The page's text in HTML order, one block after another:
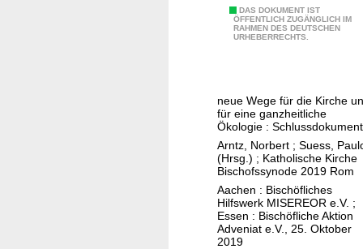
DAS DOKUMENT IST
ÖFFENTLICH ZUGÄNGLICH IM
RAHMEN DES DEUTSCHEN
URHEBERRECHTS.
n
i
e
n
neue Wege für die Kirche
für eine ganzheitliche
Ökologie : Schlussdokument
Arntz, Norbert ; Suess,
(Hrsg.) ; Katholische Kirche
Bischofssynode 2019 Rom
Aachen : Bischöfliches
Hilfswerk MISEREOR e.V. ;
Essen : Bischöfliche Aktion
Adveniat e.V., 25. Oktober
2019